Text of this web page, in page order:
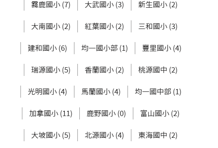
霧鹿國小 (7) 大武國小 (3) 新生國小 (2)
大南國小 (2) 紅葉國小 (2) 三和國小 (3)
建和國小 (6) 均一國小部 (1) 豐里國小 (4)
瑞源國小 (5) 香蘭國小 (2) 桃源國中 (2)
光明國小 (4) 馬蘭國小 (4) 均一國中部 (1)
加拿國小 (11) 鹿野國小 (0) 富山國小 (2)
大坡國小 (5) 北源國小 (4) 東海國中 (2)